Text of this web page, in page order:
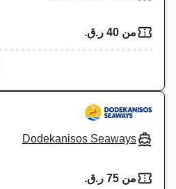
من 40 ر.ق.‏
Dodekanisos Seaways
من 75 ر.ق.‏